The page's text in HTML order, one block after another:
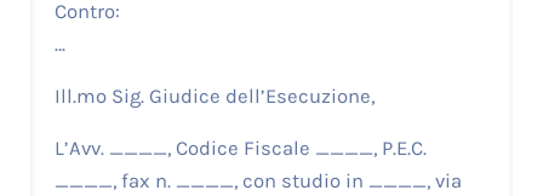
Contro:
…
Ill.mo Sig. Giudice dell’Esecuzione,
L’Avv. ____, Codice Fiscale ____, P.E.C.
____, fax n. ____, con studio in ____, via